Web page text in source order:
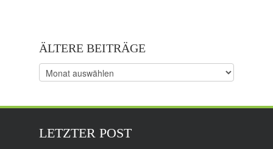
ÄLTERE BEITRÄGE
Ältere
Beiträge
LETZTER POST